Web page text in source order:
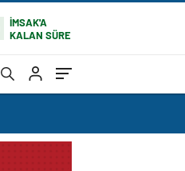
İMSAK'A
KALAN SÜRE